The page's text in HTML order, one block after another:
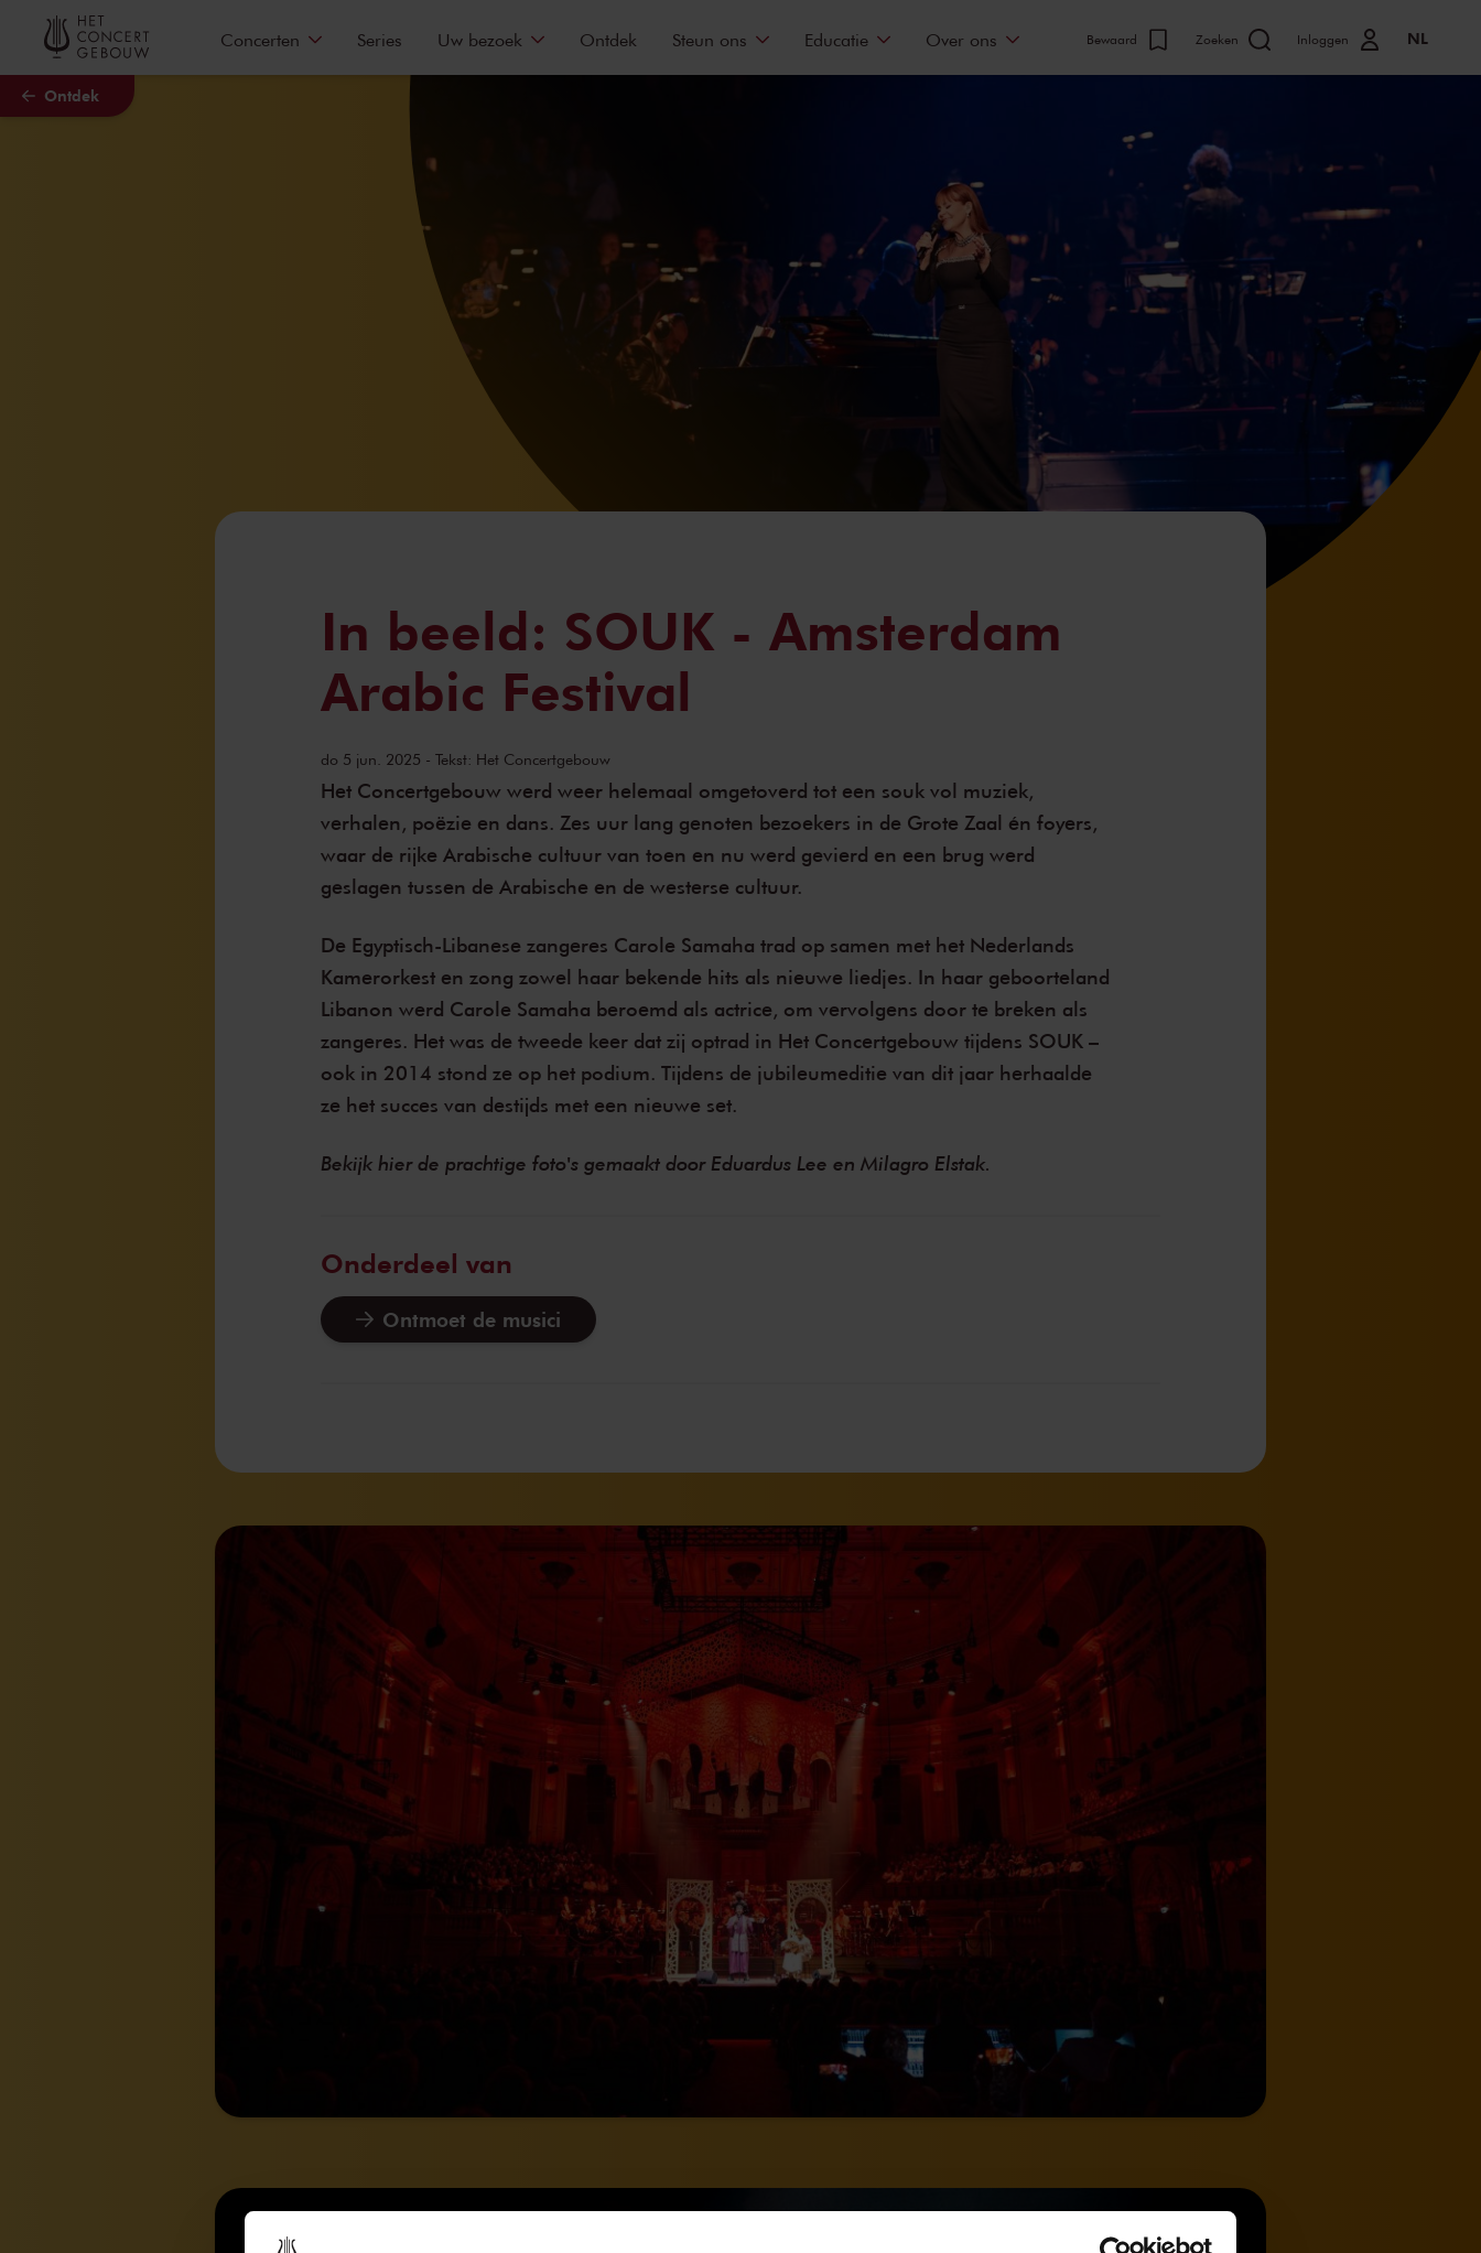
Naar hoofdcontent
Ontdek
Concerten Series Uw bezoek Ontdek Steun ons Educatie Over ons Bewaard Zoeken Inloggen NL
In beeld: SOUK - Amsterdam
Arabic Festival
do 5 jun. 2025 - Tekst: Het Concertgebouw
Het Concertgebouw werd weer helemaal omgetoverd tot een souk vol muziek,
verhalen, poëzie en dans. Zes uur lang genoten bezoekers in de Grote Zaal én foyers,
waar de rijke Arabische cultuur van toen en nu werd gevierd en een brug werd
geslagen tussen de Arabische en de westerse cultuur.
De Egyptisch-Libanese zangeres Carole Samaha trad op samen met het Nederlands
Kamerorkest en zong zowel haar bekende hits als nieuwe liedjes. In haar geboorteland
Libanon werd Carole Samaha beroemd als actrice, om vervolgens door te breken als
zangeres. Het was de tweede keer dat zij optrad in Het Concertgebouw tijdens SOUK –
ook in 2014 stond ze op het podium. Tijdens de jubileumeditie van dit jaar herhaalde
ze het succes van destijds met een nieuwe set.
Bekijk hier de prachtige foto's gemaakt door Eduardus Lee en Milagro Elstak.
Onderdeel van
Ontmoet de musici